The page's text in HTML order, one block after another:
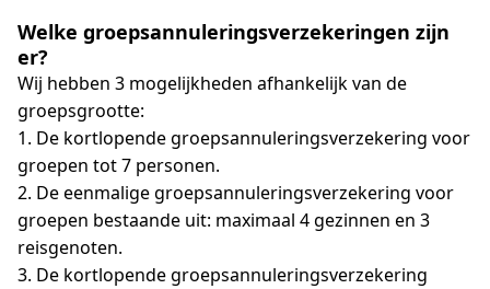
Welke groepsannuleringsverzekeringen zijn
er?
Wij hebben 3 mogelijkheden afhankelijk van de
groepsgrootte:
1. De kortlopende groepsannuleringsverzekering voor
groepen tot 7 personen.
2. De eenmalige groepsannuleringsverzekering voor
groepen bestaande uit: maximaal 4 gezinnen en 3
reisgenoten.
3. De kortlopende groepsannuleringsverzekering